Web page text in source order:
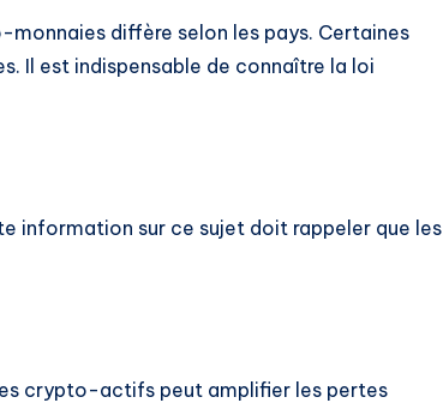
diffère selon les pays. Certaines
Il est indispensable de connaître la loi
information sur ce sujet doit rappeler que les
crypto-actifs peut amplifier les pertes